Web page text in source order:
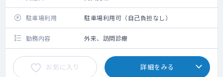
駐車場利用 駐車場利用可（自己負担なし）
勤務内容 外来、訪問診療
お気に入り 詳細をみる